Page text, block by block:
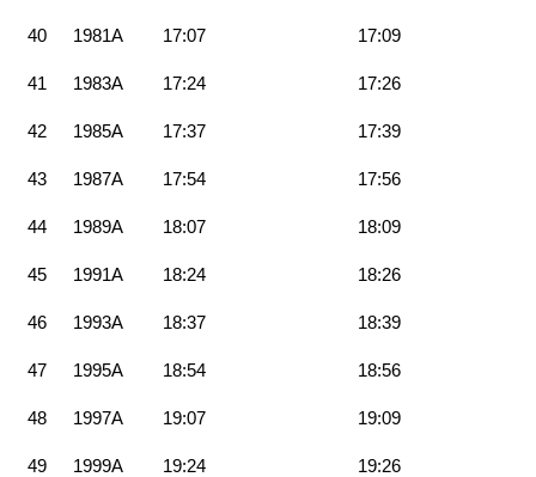
40 1981A 17:07 17:09
41 1983A 17:24 17:26
42 1985A 17:37 17:39
43 1987A 17:54 17:56
44 1989A 18:07 18:09
45 1991A 18:24 18:26
46 1993A 18:37 18:39
47 1995A 18:54 18:56
48 1997A 19:07 19:09
49 1999A 19:24 19:26